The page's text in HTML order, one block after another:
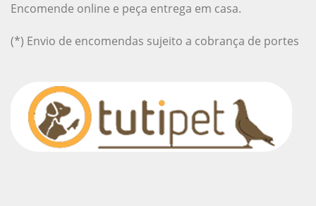
Encomende online e peça entrega em casa.
(*) Envio de encomendas sujeito a cobrança de portes